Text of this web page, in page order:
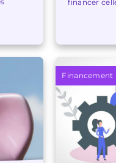
financer
Financement